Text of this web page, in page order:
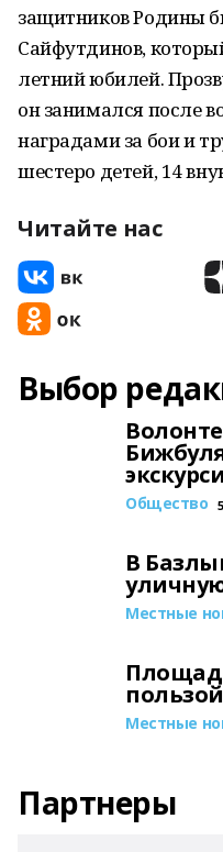
защитников Родины
Сайфутдинов,
летний юбилей.
он занимался после
наградами за бои и
шестеро детей, 14
Читайте нас
Выбор
Общество
В
Местные
пользой
Местные
Партнеры